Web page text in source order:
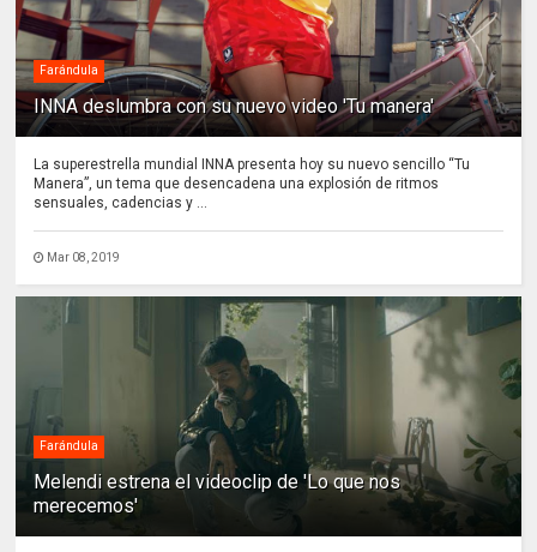
Farándula
INNA deslumbra con su nuevo video 'Tu manera'
La superestrella mundial INNA presenta hoy su nuevo sencillo “Tu
Manera”, un tema que desencadena una explosión de ritmos
sensuales, cadencias y ...
Mar 08, 2019
Farándula
Melendi estrena el videoclip de 'Lo que nos
merecemos'